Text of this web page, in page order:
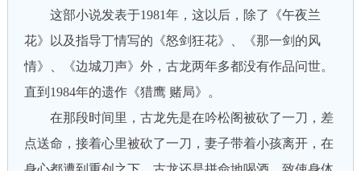
这部小说发表于1981年，这以后，除了《午夜兰
花》以及指导丁情写的《怒剑狂花》、《那一剑的风
情》、《边城刀声》外，古龙两年多都没有作品问世。
直到1984年的遗作《猎鹰 赌局》。
在那段时间里，古龙先是在吟松阁被砍了一刀，差
点送命，接着心里被砍了一刀，妻子带着小孩离开，在